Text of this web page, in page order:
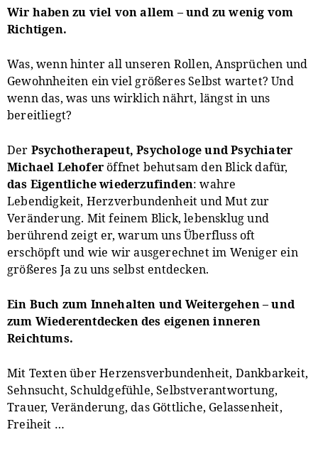
Wir haben zu viel von allem – und zu wenig vom
Richtigen.
Was, wenn hinter all unseren Rollen, Ansprüchen und
Gewohnheiten ein viel größeres Selbst wartet? Und
wenn das, was uns wirklich nährt, längst in uns
bereitliegt?
Der Psychotherapeut, Psychologe und Psychiater
Michael Lehoferöffnet behutsam den Blick dafür,
das Eigentliche wiederzufinden: wahre
Lebendigkeit, Herzverbundenheit und Mut zur
Veränderung. Mit feinem Blick, lebensklug und
berührend zeigt er, warum uns Überfluss oft
erschöpft und wie wir ausgerechnet im Weniger ein
größeres Ja zu uns selbst entdecken.
Ein Buch zum Innehalten und Weitergehen – und
zum Wiederentdecken des eigenen inneren
Reichtums.
Mit Texten über Herzensverbundenheit, Dankbarkeit,
Sehnsucht, Schuldgefühle, Selbstverantwortung,
Trauer, Veränderung, das Göttliche, Gelassenheit,
Freiheit …